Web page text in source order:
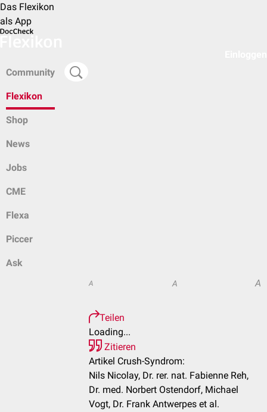
Das Flexikon
als App
Community
Flexikon
Shop
News
Jobs
CME
Flexa
Piccer
Ask
A A A
Teilen
Loading...
Zitieren
Artikel Crush-Syndrom:
Nils Nicolay, Dr. rer. nat. Fabienne Reh,
Dr. med. Norbert Ostendorf, Michael
Vogt, Dr. Frank Antwerpes et al.